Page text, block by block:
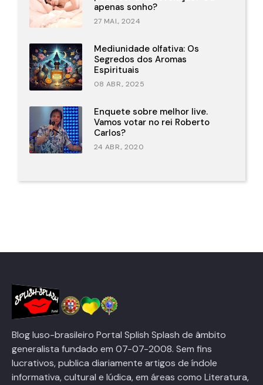
apenas sonho?
27 MAI., 2024
Mediunidade olfativa: Os
Segredos dos Aromas
Espirituais
08 ABR., 2025
Enquete sobre melhor live.
Vamos votar no rei Roberto
Carlos?
24 ABR., 2020
Blog luso-brasileiro Portal Splish Splash de âmbito
generalista fundado em 07-07-2008. Sem fins
lucrativos, publica diariamente artigos de índole
informativa, cultural e lúdica, em áreas como Literatura,